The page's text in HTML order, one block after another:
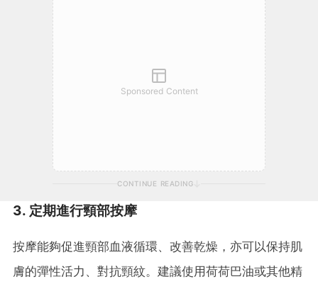
Sponsored Content
CONTINUE READING
3. 定期進行頸部按摩
按摩能夠促進頸部血液循環、改善乾燥，亦可以保持肌
膚的彈性活力、對抗頸紋。建議使用荷荷巴油或其他精